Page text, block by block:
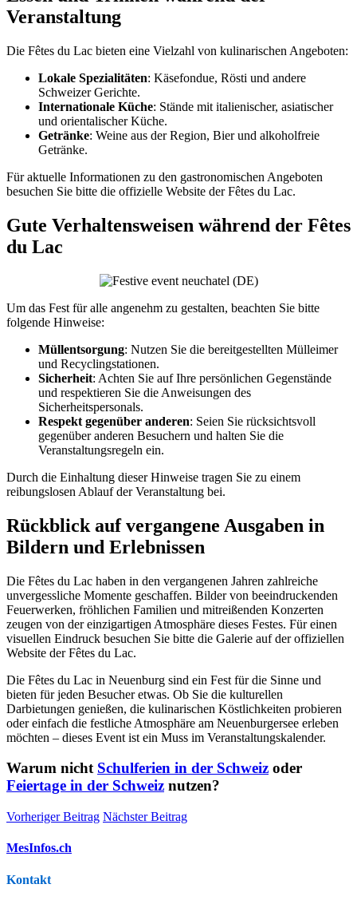
Veranstaltung
Die Fêtes du Lac bieten eine Vielzahl von kulinarischen Angeboten:
Lokale Spezialitäten: Käsefondue, Rösti und andere
Schweizer Gerichte.
Internationale Küche: Stände mit italienischer, asiatischer
und orientalischer Küche.
Getränke: Weine aus der Region, Bier und alkoholfreie
Getränke.
Für aktuelle Informationen zu den gastronomischen Angeboten
besuchen Sie bitte die offizielle Website der Fêtes du Lac.
Gute Verhaltensweisen während der Fêtes
du Lac
Um das Fest für alle angenehm zu gestalten, beachten Sie bitte
folgende Hinweise:
Müllentsorgung: Nutzen Sie die bereitgestellten Mülleimer
und Recyclingstationen.
Sicherheit: Achten Sie auf Ihre persönlichen Gegenstände
und respektieren Sie die Anweisungen des
Sicherheitspersonals.
Respekt gegenüber anderen: Seien Sie rücksichtsvoll
gegenüber anderen Besuchern und halten Sie die
Veranstaltungsregeln ein.
Durch die Einhaltung dieser Hinweise tragen Sie zu einem
reibungslosen Ablauf der Veranstaltung bei.
Rückblick auf vergangene Ausgaben in
Bildern und Erlebnissen
Die Fêtes du Lac haben in den vergangenen Jahren zahlreiche
unvergessliche Momente geschaffen. Bilder von beeindruckenden
Feuerwerken, fröhlichen Familien und mitreißenden Konzerten
zeugen von der einzigartigen Atmosphäre dieses Festes. Für einen
visuellen Eindruck besuchen Sie bitte die Galerie auf der offiziellen
Website der Fêtes du Lac.
Die Fêtes du Lac in Neuenburg sind ein Fest für die Sinne und
bieten für jeden Besucher etwas. Ob Sie die kulturellen
Darbietungen genießen, die kulinarischen Köstlichkeiten probieren
oder einfach die festliche Atmosphäre am Neuenburgersee erleben
möchten – dieses Event ist ein Muss im Veranstaltungskalender.
Warum nicht Schulferien in der Schweiz oder
Feiertage in der Schweiz nutzen?
Vorheriger Beitrag Nächster Beitrag
MesInfos.ch
Kontakt